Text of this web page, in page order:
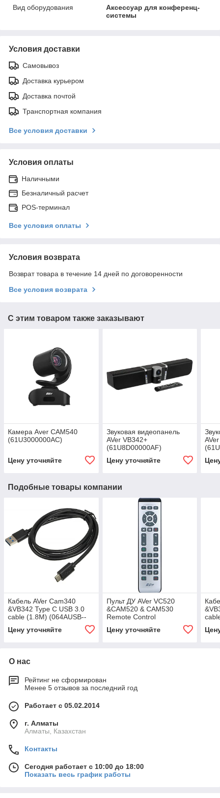
Вид оборудования
Аксессуар для конференц-
системы
Условия доставки
Самовывоз
Доставка курьером
Доставка почтой
Транспортная компания
Все условия доставки
Условия оплаты
Наличными
Безналичный расчет
POS-терминал
Все условия оплаты
Условия возврата
Возврат товара в течение 14 дней по договоренности
Все условия возврата
С этим товаром также заказывают
Камера Aver CAM540
(61U3000000AC)
Цену уточняйте
Звуковая видеопанель
AVer VB342+
(61U8D00000AF)
Цену уточняйте
Подобные товары компании
Кабель AVer Cam340
&VB342 Type C USB 3.0
cable (1.8M) (064AUSB--
Цену уточняйте
Пульт ДУ AVer VC520
&CAM520 & CAM530
Remote Control
Цену уточняйте
О нас
Рейтинг не сформирован
Менее 5 отзывов за последний год
Работает с 05.02.2014
г. Алматы
Алматы, Казахстан
Контакты
Сегодня работает с 10:00 до 18:00
Показать весь график работы